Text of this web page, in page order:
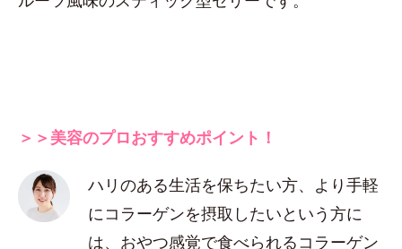
＞＞美容のプロおすすめポイント！
ハリのある生活を保ちたい方、より手軽
にコラーゲンを摂取したいという方に
は、おやつ感覚で食べられるコラーゲン